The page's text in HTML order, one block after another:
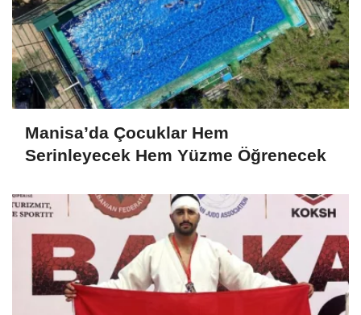
Manisa’da Çocuklar Hem
Serinleyecek Hem Yüzme Öğrenecek